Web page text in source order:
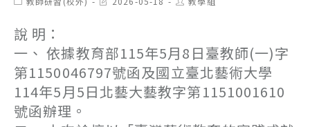
說 明：
一、 依據教育部115年5月8日臺教師(一)字
第1150046797號函及國立臺北藝術大學
114年5月5日北藝大藝教字第1151001610
號函辦理。